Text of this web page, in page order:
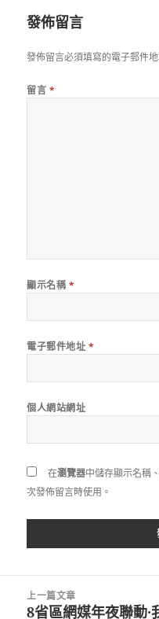
發佈留言
發佈留言必須填寫的電子郵件
留言 *
顯示名稱 *
電子郵件地址 *
個人網站網址
在瀏覽器中儲存顯示名稱
次發佈留言時使用。
上一篇文章
上
8省區網媒年夜聯動